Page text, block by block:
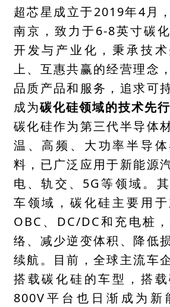
超芯星成立于2019年4月
南京，致力于6-8英寸碳
开发与产业化，秉承技
上、互惠共赢的经营理念
品质产品和服务，追求可
成为碳化硅领域的技术先
碳化硅作为第三代半导体
温、高频、大功率半导
料，已广泛应用于新能源
电、轨交、5G等领域。
车领域，碳化硅主要用于
OBC、 DC/DC和充电桩
络、减少逆变体积、降低
续航。目前，全球主流车
搭载碳化硅的车型，搭
800V平台也日渐成为新